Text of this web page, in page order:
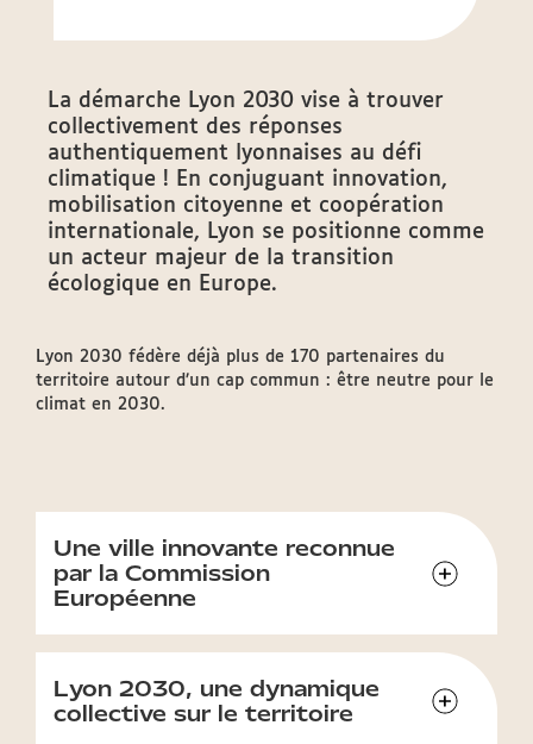
La démarche Lyon 2030 vise à trouver
collectivement des réponses
authentiquement lyonnaises au défi
climatique ! En conjuguant innovation,
mobilisation citoyenne et coopération
internationale, Lyon se positionne comme
un acteur majeur de la transition
écologique en Europe.
Lyon 2030 fédère déjà plus de 170 partenaires du
territoire autour d’un cap commun : être neutre pour le
climat en 2030.
Une ville innovante reconnue
par la Commission
Européenne
Lyon 2030, une dynamique
collective sur le territoire